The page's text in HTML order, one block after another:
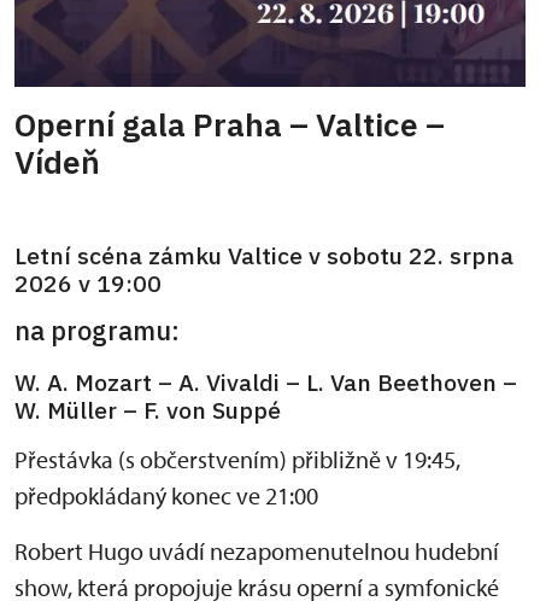
Operní gala Praha – Valtice –
Vídeň
Letní scéna zámku Valtice v sobotu 22. srpna
2026 v 19:00
na programu:
W. A. Mozart – A. Vivaldi – L. Van Beethoven –
W. Müller – F. von Suppé
Přestávka (s občerstvením) přibližně v 19:45,
předpokládaný konec ve 21:00
Robert Hugo uvádí nezapomenutelnou hudební
show, která propojuje krásu operní a symfonické